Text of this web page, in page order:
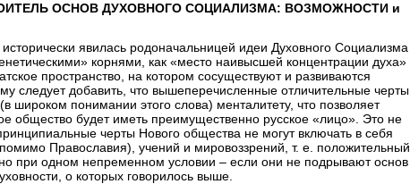
ОСНОВ ДУХОВНОГО СОЦИАЛИЗМА: ВОЗМОЖНОСТИ и
явилась родоначальницей идеи Духовного Социализма
корнями, как «место наивысшей концентрации духа»
пространство, на котором сосуществуют и развиваются
следует добавить, что вышеперечисленные отличительные черты
широком понимании этого слова) менталитету, что позволяет
общество будет иметь преимущественно русское «лицо». Это не
черты Нового общества не могут включать в себя
Православия), учений и мировоззрений, т. е. положительный
при одном непременном условии – если они не подрывают основ
о которых говорилось выше.